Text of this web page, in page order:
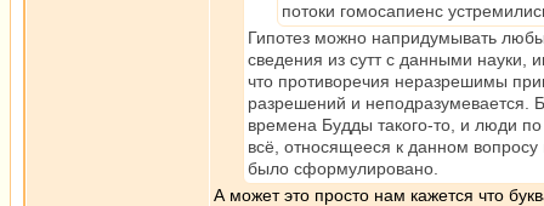
потоки гомосапиенс
Гипотез можно напридумывать
сведения из сутт с данными науки,
что противоречия неразрешимы
разрешений и неподразумевается.
времена Будды такого-то, и люди
всё, относящееся к данном
было сформулировано.
А может это просто нам кажется что